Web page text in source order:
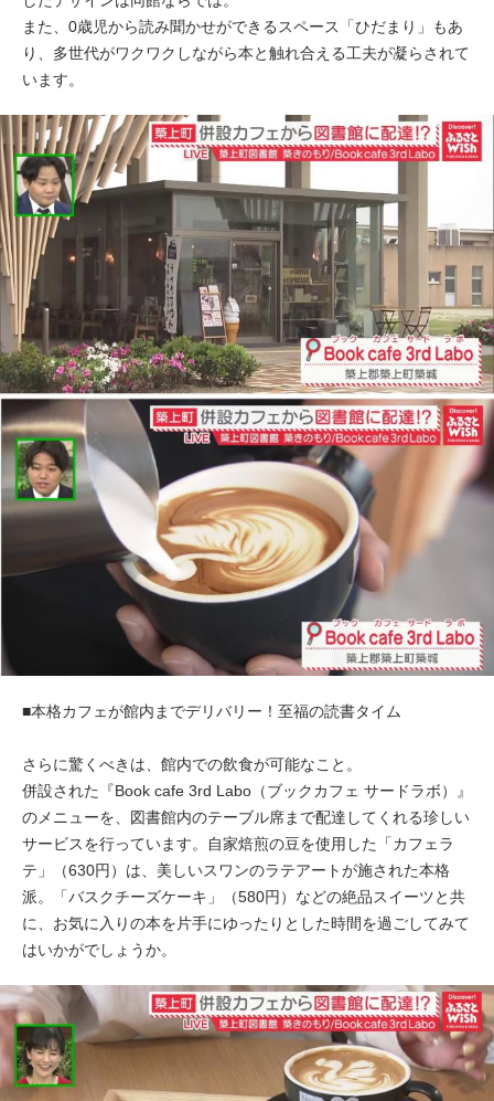
また、0歳児から読み聞かせができるスペース「ひだまり」もあ
り、多世代がワクワクしながら本と触れ合える工夫が凝らされて
います。
■本格カフェが館内までデリバリー！至福の読書タイム
さらに驚くべきは、館内での飲食が可能なこと。
併設された『Book cafe 3rd Labo（ブックカフェ サードラボ）』
のメニューを、図書館内のテーブル席まで配達してくれる珍しい
サービスを行っています。自家焙煎の豆を使用した「カフェラ
テ」（630円）は、美しいスワンのラテアートが施された本格
派。「バスクチーズケーキ」（580円）などの絶品スイーツと共
に、お気に入りの本を片手にゆったりとした時間を過ごしてみて
はいかがでしょうか。